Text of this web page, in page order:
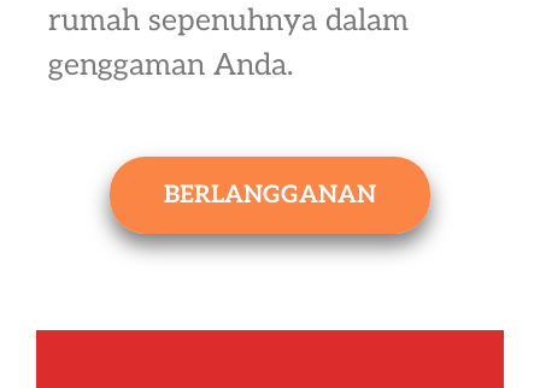
rumah sepenuhnya dalam
genggaman Anda.
BERLANGGANAN